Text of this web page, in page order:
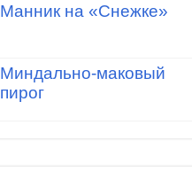
Манник на «Снежке»
Миндально-маковый
пирог